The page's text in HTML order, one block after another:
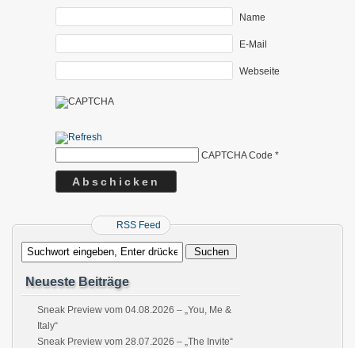
Name
E-Mail
Webseite
CAPTCHA Code *
RSS Feed
Neueste Beiträge
Sneak Preview vom 04.08.2026 – „You, Me &
Italy“
Sneak Preview vom 28.07.2026 – „The Invite“